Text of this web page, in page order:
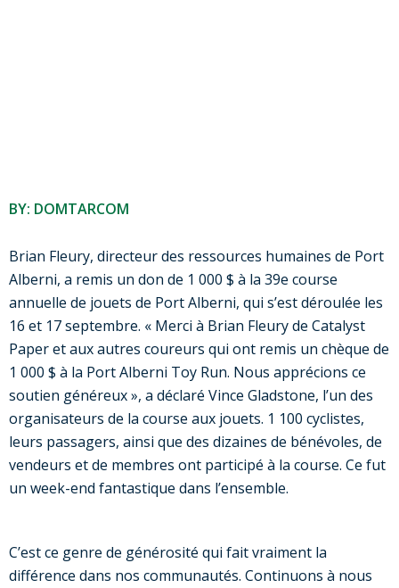
BY: DOMTARCOM
Brian Fleury, directeur des ressources humaines de Port
Alberni, a remis un don de 1 000 $ à la 39e course
annuelle de jouets de Port Alberni, qui s’est déroulée les
16 et 17 septembre. « Merci à Brian Fleury de Catalyst
Paper et aux autres coureurs qui ont remis un chèque de
1 000 $ à la Port Alberni Toy Run. Nous apprécions ce
soutien généreux », a déclaré Vince Gladstone, l’un des
organisateurs de la course aux jouets. 1 100 cyclistes,
leurs passagers, ainsi que des dizaines de bénévoles, de
vendeurs et de membres ont participé à la course. Ce fut
un week-end fantastique dans l’ensemble.
C’est ce genre de générosité qui fait vraiment la
différence dans nos communautés. Continuons à nous